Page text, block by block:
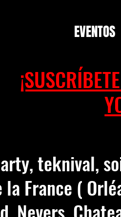
EVENTOS
teknival,
France (